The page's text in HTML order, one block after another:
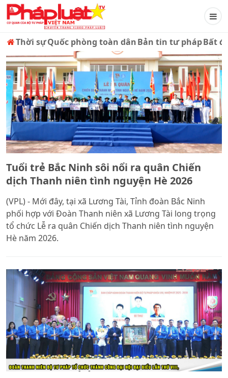
Thời sựQuốc phòng toàn dânBản tin tư phápBất
Tuổi trẻ Bắc Ninh sôi nổi ra quân Chiến
dịch Thanh niên tình nguyện Hè 2026
(VPL) - Mới đây, tại xã Lương Tài, Tỉnh đoàn Bắc Ninh
phối hợp với Đoàn Thanh niên xã Lương Tài long trọng
tổ chức Lễ ra quân Chiến dịch Thanh niên tình nguyện
Hè năm 2026.